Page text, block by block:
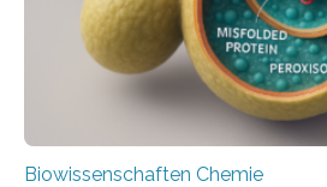
Biowissenschaften Chemie